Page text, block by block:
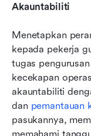
Akauntabiliti
Menetapkan
kepada pekerja
tugas
kecekapan
akauntabiliti
dan pemantauan
pasukannya,
memahami